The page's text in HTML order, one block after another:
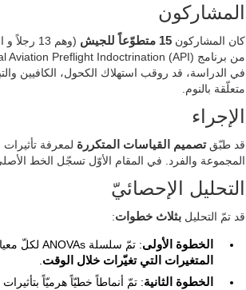
المشاركون
كان المشاركون 15 متطوّعاً للجيش
في الدراسة، قد روقب استهلاك الكحول، الكافيين
متعلّقة بالنوم.
الإجراء
قد طبّقتصميم القياسات المتكررة لمعرفة
المجموعة والفرد. في المقام الأوّل تسجّل الخط
التحليل الإحصائيّ
قد تمّ التحليل بثلاث خطوات:
الخطوة الأولى: تمّ سلسلة ANOVAs لكلّ معيار ومتغير متوقّع يقيس في كلّ اختبار. هكذا، تمّ تحديد
المتغيرات التي تغيّرات خلال الوقت
الخطوة الثانية: تمّ أنماطاً خطيّاً هرميّاً